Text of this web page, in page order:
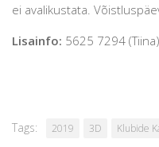
ei avalikustata.
Lisainfo: 5625 7294
Tags: 2019 3D Klubide